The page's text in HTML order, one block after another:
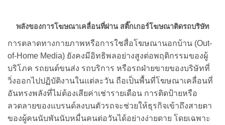
พลังของการโฆษณาเคลื่อนที่ผ่าน สติ๊กเกอร์โฆษณาติดรถบริษัท
การตลาดทางกายภาพหรือการใชสื่อโฆษณานอกบ้าน (Out-
of-Home Media) ยังคงมีอิทธิพลอย่างสูงต่อพฤติกรรมของผู้
บริโภค รถยนต์ขนส่ง รถบริการ หรือรถฝ่ายขายของบริษัทที่
วิ่งออกไปปฏิบัติงานในแต่ละวัน ถือเป็นพื้นที่โฆษณาเคลื่อนที่
อันทรงพลังที่ไม่ต้องเสียค่าเช่ารายเดือน การติดป้ายหรือ
ลวดลายของแบรนด์ลงบนตัวรถจะช่วยให้ธุรกิจเข้าถึงสายตา
ของผู้คนนับพันนับหมื่นคนต่อวันได้อย่างง่ายดาย โดยเฉพาะ